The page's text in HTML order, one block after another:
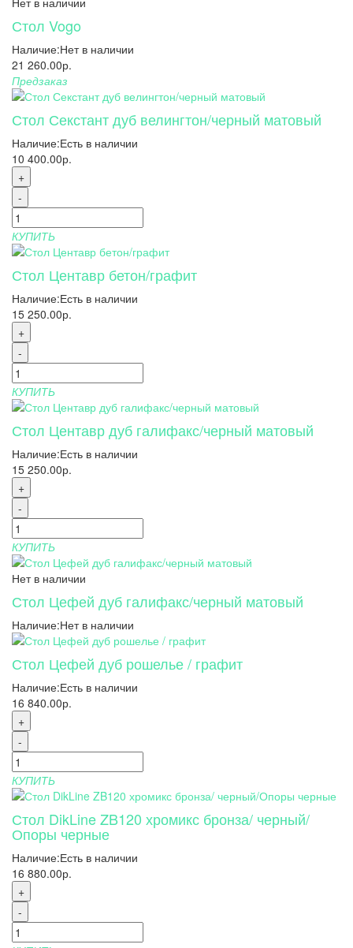
Стол Vogo
Наличие:Нет в наличии
21 260.00р.
Предзаказ
Стол Секстант дуб велингтон/черный матовый
Наличие:Есть в наличии
10 400.00р.
+
-
КУПИТЬ
Стол Центавр бетон/графит
Наличие:Есть в наличии
15 250.00р.
+
-
КУПИТЬ
Стол Центавр дуб галифакс/черный матовый
Наличие:Есть в наличии
15 250.00р.
+
-
КУПИТЬ
Нет в наличии
Стол Цефей дуб галифакс/черный матовый
Наличие:Нет в наличии
Стол Цефей дуб рошелье / графит
Наличие:Есть в наличии
16 840.00р.
+
-
КУПИТЬ
Стол DikLine ZB120 хромикс бронза/ черный/
Опоры черные
Наличие:Есть в наличии
16 880.00р.
+
-